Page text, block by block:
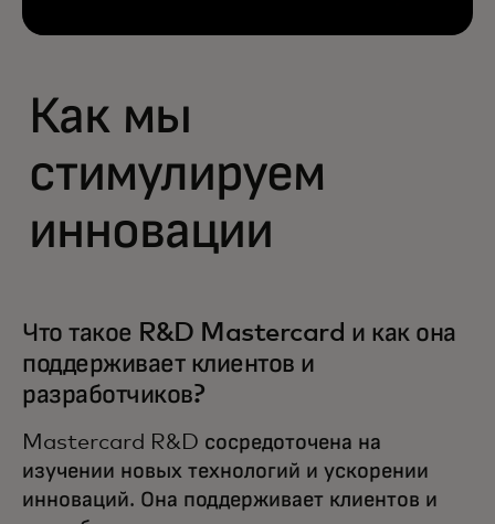
Как мы
стимулируем
инновации
Что такое R&D Mastercard и как она
поддерживает клиентов и
разработчиков?
Mastercard R&D сосредоточена на
изучении новых технологий и ускорении
инноваций. Она поддерживает клиентов и